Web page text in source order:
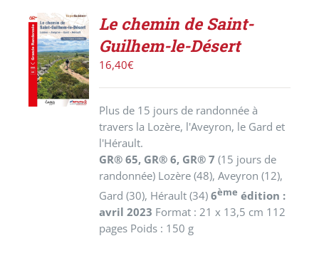
AJOUTER
AU
PANIER
/
DÉTAILS
Le chemin de Saint-
Guilhem-le-Désert
16,40€
Plus de 15 jours de randonnée à
travers la Lozère, l'Aveyron, le Gard et
l'Hérault.
GR® 65, GR® 6, GR® 7(15 jours de
randonnée) Lozère (48), Aveyron (12),
Gard (30), Hérault (34)6ème édition :
avril 2023 Format : 21 x 13,5 cm 112
pages Poids : 150 g